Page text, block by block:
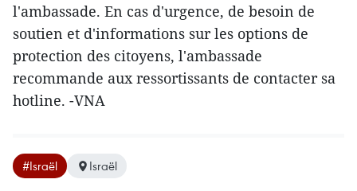
l'ambassade. En cas d'urgence, de besoin de
soutien et d'informations sur les options de
protection des citoyens, l'ambassade
recommande aux ressortissants de contacter sa
hotline. -VNA
#Israël Israël